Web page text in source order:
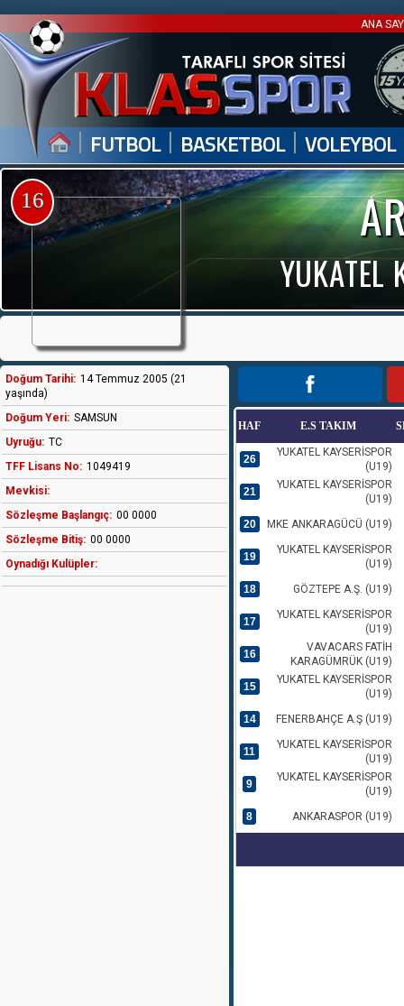
ANA
| FUTBOL | BASKETBOL | VOLEYBOL
YUKATEL
16
Doğum Tarihi: 14 Temmuz 2005 (21
yaşında)
Doğum Yeri: SAMSUN
Uyruğu: TC
TFF Lisans No: 1049419
Mevkisi:
Sözleşme Başlangıç: 00 0000
Sözleşme Bitiş: 00 0000
Oynadığı Kulüpler:
HAF E.S TAKIM
26
YUKATEL KAYSERİSPOR
(U19)
21
YUKATEL KAYSERİSPOR
(U19)
20 MKE ANKARAGÜCÜ (U19)
19
YUKATEL KAYSERİSPOR
(U19)
18 GÖZTEPE A.Ş. (U19)
17
YUKATEL KAYSERİSPOR
(U19)
16
VAVACARS FATİH
KARAGÜMRÜK (U19)
15
YUKATEL KAYSERİSPOR
(U19)
14 FENERBAHÇE A.Ş (U19)
11
YUKATEL KAYSERİSPOR
(U19)
9
YUKATEL KAYSERİSPOR
(U19)
8 ANKARASPOR (U19)